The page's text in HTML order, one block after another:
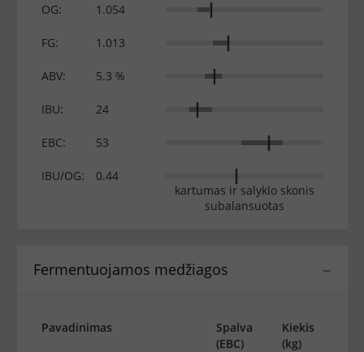
OG: 1.054
FG: 1.013
ABV: 5.3 %
IBU: 24
EBC: 53
IBU/OG:
0.44
kartumas ir salyklo skonis
subalansuotas
−
Fermentuojamos medžiagos
Pavadinimas
Spalva
(EBC)
Kiekis
(kg)